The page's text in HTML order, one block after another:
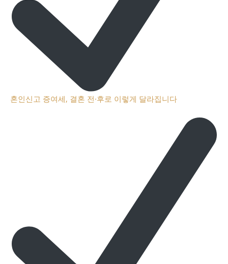
혼인신고 증여세, 결혼 전·후로 이렇게 달라집니다